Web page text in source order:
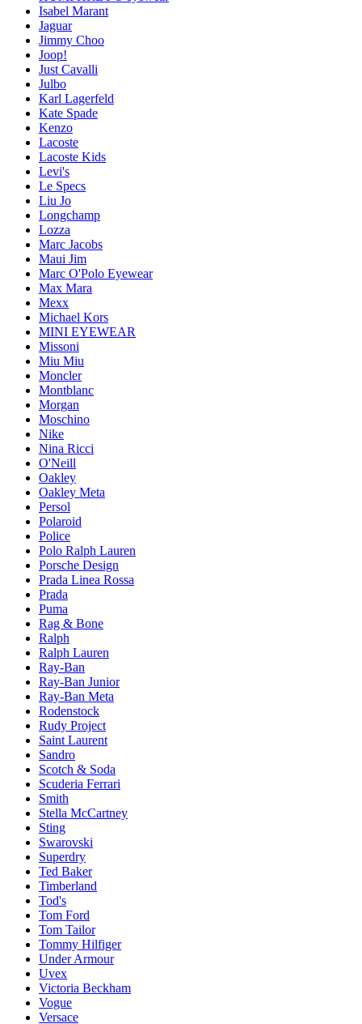
Isabel Marant
Jaguar
Jimmy Choo
Joop!
Just Cavalli
Julbo
Karl Lagerfeld
Kate Spade
Kenzo
Lacoste
Lacoste Kids
Levi's
Le Specs
Liu Jo
Longchamp
Lozza
Marc Jacobs
Maui Jim
Marc O'Polo Eyewear
Max Mara
Mexx
Michael Kors
MINI EYEWEAR
Missoni
Miu Miu
Moncler
Montblanc
Morgan
Moschino
Nike
Nina Ricci
O'Neill
Oakley
Oakley Meta
Persol
Polaroid
Police
Polo Ralph Lauren
Porsche Design
Prada Linea Rossa
Prada
Puma
Rag & Bone
Ralph
Ralph Lauren
Ray-Ban
Ray-Ban Junior
Ray-Ban Meta
Rodenstock
Rudy Project
Saint Laurent
Sandro
Scotch & Soda
Scuderia Ferrari
Smith
Stella McCartney
Sting
Swarovski
Superdry
Ted Baker
Timberland
Tod's
Tom Ford
Tom Tailor
Tommy Hilfiger
Under Armour
Uvex
Victoria Beckham
Vogue
Versace